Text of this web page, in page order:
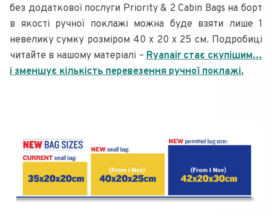
без додаткової послуги Priority & 2 Cabin Bags на борт
в якості ручної поклажі можна буде взяти лише 1
невелику сумку розміром 40 x 20 x 25 см. Подробиці
читайте в нашому матеріалі –Ryanair стає скупішим…
і зменшує кількість перевезення ручної поклажі.